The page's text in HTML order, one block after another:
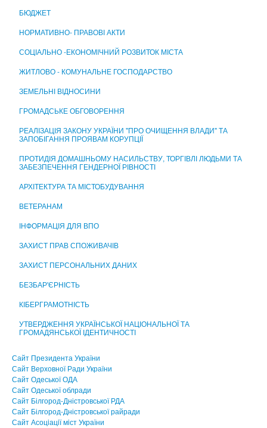
КОМУНАЛЬНІ ПІДПРИЄМСТВА, УСТАНОВИ ТА ЗАКЛАДИ
МІСЬКА ВИБОРЧА КОМІСІЯ
ЦЕНТР НАДАННЯ АДМІНІСТРАТИВНИХ ПОСЛУГ
БЮДЖЕТ
НОРМАТИВНО- ПРАВОВІ АКТИ
СОЦІАЛЬНО -ЕКОНОМІЧНИЙ РОЗВИТОК МІСТА
ЖИТЛОВО - КОМУНАЛЬНЕ ГОСПОДАРСТВО
ЗЕМЕЛЬНІ ВІДНОСИНИ
ГРОМАДСЬКЕ ОБГОВОРЕННЯ
РЕАЛІЗАЦІЯ ЗАКОНУ УКРАЇНИ "ПРО ОЧИЩЕННЯ ВЛАДИ" ТА
ЗАПОБІГАННЯ ПРОЯВАМ КОРУПЦІЇ
ПРОТИДІЯ ДОМАШНЬОМУ НАСИЛЬСТВУ, ТОРГІВЛІ ЛЮДЬМИ ТА
ЗАБЕЗПЕЧЕННЯ ГЕНДЕРНОЇ РІВНОСТІ
АРХІТЕКТУРА ТА МІСТОБУДУВАННЯ
ВЕТЕРАНАМ
ІНФОРМАЦІЯ ДЛЯ ВПО
ЗАХИСТ ПРАВ СПОЖИВАЧІВ
ЗАХИСТ ПЕРСОНАЛЬНИХ ДАНИХ
БЕЗБАР'ЄРНІСТЬ
КІБЕРГРАМОТНІСТЬ
УТВЕРДЖЕННЯ УКРАЇНСЬКОЇ НАЦІОНАЛЬНОЇ ТА
ГРОМАДЯНСЬКОЇ ІДЕНТИЧНОСТІ
Сайт Президента України
Сайт Верховної Ради України
Сайт Одеської ОДА
Сайт Одеської облради
Сайт Білгород-Дністровської РДА
Сайт Білгород-Дністровської райради
Сайт Асоцiацiї мiст України